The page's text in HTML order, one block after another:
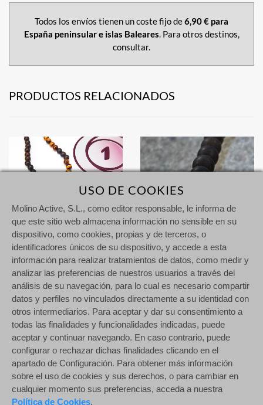
Todos los envíos tienen un coste fijo de6,90 € para
España peninsular e islas Baleares. Para otros destinos,
consultar.
PRODUCTOS RELACIONADOS
Enernum 1 Grande & Sándalo - Ojo de tigre
155,00 €
Enernum 4 Grande - Sándalo & Turquesa
155,00 €
© 2026 Enernum. Todos los derechos reservados.
USO DE COOKIES
Molino Active, S.L., como editor responsable, le informa de
que este sitio web almacena información no sensible en su
dispositivo, como cookies, propias y de terceros, o
identificadores únicos de su dispositivo, y accede a esta
información para realizar tratamientos de datos, como medir y
analizar las preferencias de nuestros usuarios a través del
análisis de su navegación, para lo cual es necesario compartir
datos y perfiles no vinculados directamente a su identidad con
otros intermediarios. Para aceptar y dar su consentimiento a
todas las finalidades y funcionalidades indicadas, puede
aceptar y continuar navegando. En caso contrario, puede
configurar o rechazar dichas finalidades clicando en el
apartado de Configuración. Para obtener más información
sobre el uso de cookies y sus derechos, o para cambiar en
cualquier momento sus preferencias, acceda a nuestra
Política de Cookies.